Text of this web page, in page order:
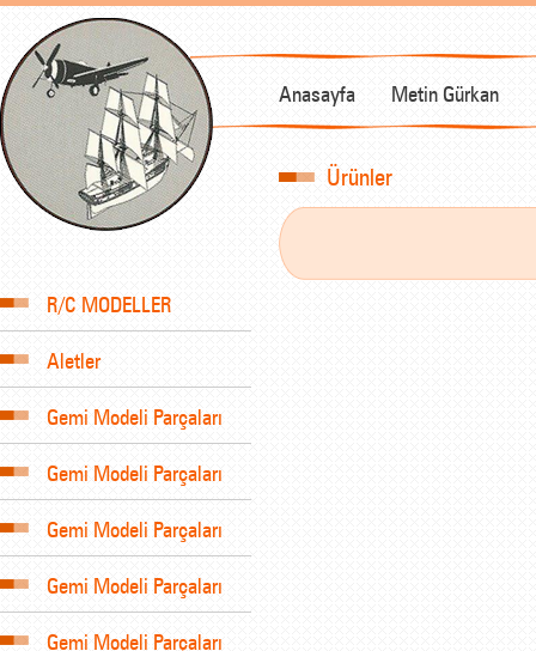
Anasayfa Metin Gürkan
R/C MODELLER
Aletler
Gemi Modeli Parçaları
Gemi Modeli Parçaları
Gemi Modeli Parçaları
Gemi Modeli Parçaları
Gemi Modeli Parçaları
Ürünler